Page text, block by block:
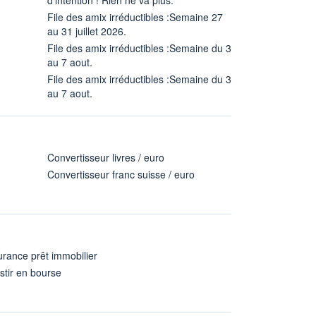
File des amix irréductibles :Semaine 27
au 31 juillet 2026.
File des amix irréductibles :Semaine du 3
au 7 aout.
File des amix irréductibles :Semaine du 3
au 7 aout.
Convertisseur livres / euro
Convertisseur franc suisse / euro
prêt immobilier
en bourse